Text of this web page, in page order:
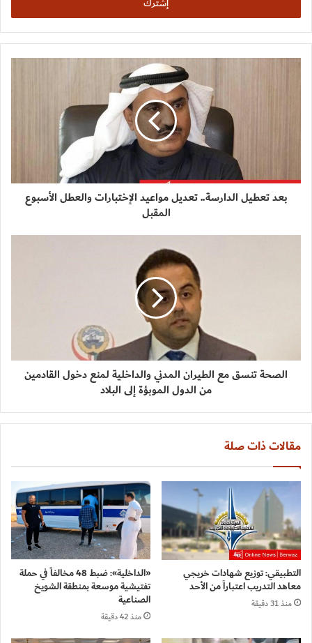
بعد تعطيل الدارسة.. تعديل مواعيد الإختبارات والعطل الأسبوع
المقبل
الصحة تنسق مع الطيران المدني والداخلية لمنع دخول القادمين
من الدول الموبؤة إلى البلاد
مقالات ذات صلة
التطبيقي: توزيع شهادات خريجي
معاهد التدريب اعتباراً من الأحد
منذ 31 دقيقة
«الداخلية»: ضبط 48 مخالفاً في حملة
تفتيشية موسعة بمنطقة الشويخ
الصناعية
منذ 42 دقيقة